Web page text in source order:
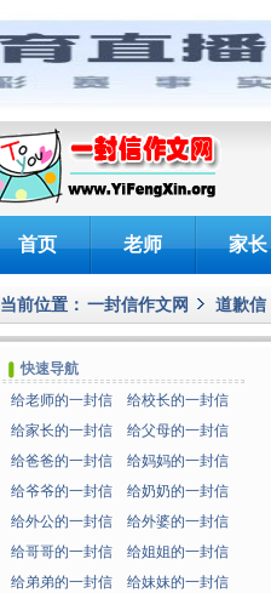
首页 老师 家长
当前位置： 一封信作文网 道歉信
快速导航
给老师的一封信
给校长的一封信
给家长的一封信
给父母的一封信
给爸爸的一封信
给妈妈的一封信
给爷爷的一封信
给奶奶的一封信
给外公的一封信
给外婆的一封信
给哥哥的一封信
给姐姐的一封信
给弟弟的一封信
给妹妹的一封信